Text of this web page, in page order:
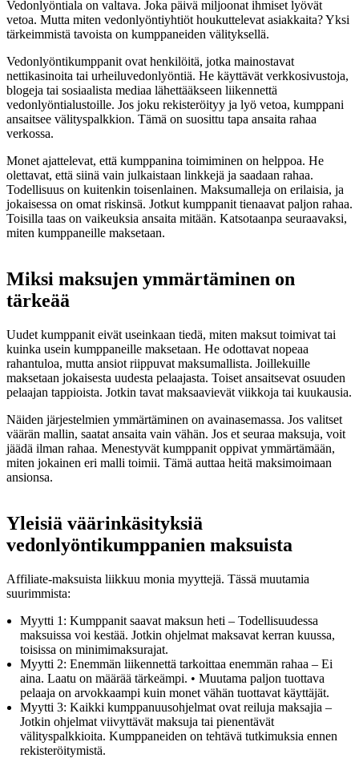
Vedonlyöntiala on valtava. Joka päivä miljoonat ihmiset lyövät
vetoa. Mutta miten vedonlyöntiyhtiöt houkuttelevat asiakkaita? Yksi
tärkeimmistä tavoista on kumppaneiden välityksellä.
Vedonlyöntikumppanit ovat henkilöitä, jotka mainostavat
nettikasinoita tai urheiluvedonlyöntiä. He käyttävät verkkosivustoja,
blogeja tai sosiaalista mediaa lähettääkseen liikennettä
vedonlyöntialustoille. Jos joku rekisteröityy ja lyö vetoa, kumppani
ansaitsee välityspalkkion. Tämä on suosittu tapa ansaita rahaa
verkossa.
Monet ajattelevat, että kumppanina toimiminen on helppoa. He
olettavat, että siinä vain julkaistaan linkkejä ja saadaan rahaa.
Todellisuus on kuitenkin toisenlainen. Maksumalleja on erilaisia, ja
jokaisessa on omat riskinsä. Jotkut kumppanit tienaavat paljon rahaa.
Toisilla taas on vaikeuksia ansaita mitään. Katsotaanpa seuraavaksi,
miten kumppaneille maksetaan.
Miksi maksujen ymmärtäminen on
tärkeää
Uudet kumppanit eivät useinkaan tiedä, miten maksut toimivat tai
kuinka usein kumppaneille maksetaan. He odottavat nopeaa
rahantuloa, mutta ansiot riippuvat maksumallista. Joillekuille
maksetaan jokaisesta uudesta pelaajasta. Toiset ansaitsevat osuuden
pelaajan tappioista. Jotkin tavat maksaavievät viikkoja tai kuukausia.
Näiden järjestelmien ymmärtäminen on avainasemassa. Jos valitset
väärän mallin, saatat ansaita vain vähän. Jos et seuraa maksuja, voit
jäädä ilman rahaa. Menestyvät kumppanit oppivat ymmärtämään,
miten jokainen eri malli toimii. Tämä auttaa heitä maksimoimaan
ansionsa.
Yleisiä väärinkäsityksiä
vedonlyöntikumppanien maksuista
Affiliate-maksuista liikkuu monia myyttejä. Tässä muutamia
suurimmista:
Myytti 1: Kumppanit saavat maksun heti – Todellisuudessa
maksuissa voi kestää. Jotkin ohjelmat maksavat kerran kuussa,
toisissa on minimimaksurajat.
Myytti 2: Enemmän liikennettä tarkoittaa enemmän rahaa – Ei
aina. Laatu on määrää tärkeämpi. • Muutama paljon tuottava
pelaaja on arvokkaampi kuin monet vähän tuottavat käyttäjät.
Myytti 3: Kaikki kumppanuusohjelmat ovat reiluja maksajia –
Jotkin ohjelmat viivyttävät maksuja tai pienentävät
välityspalkkioita. Kumppaneiden on tehtävä tutkimuksia ennen
rekisteröitymistä.